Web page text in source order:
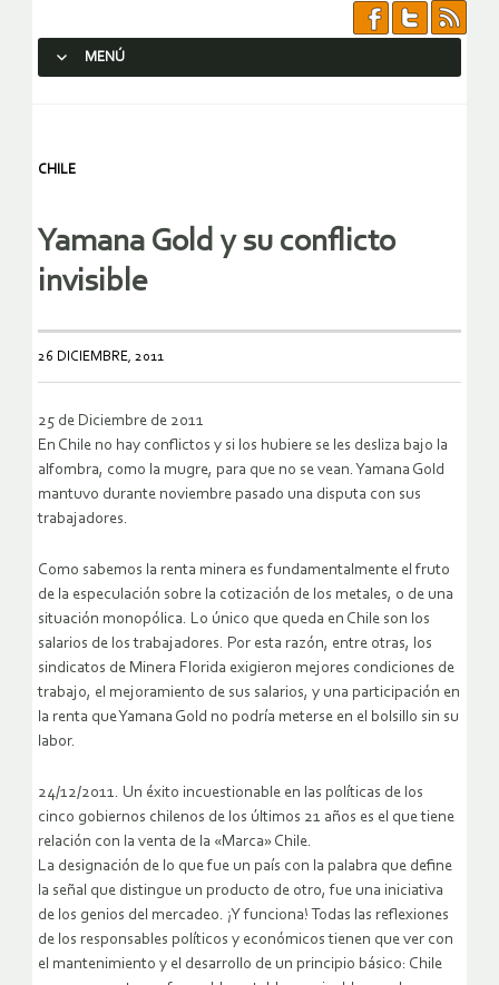
MENÚ
CHILE
Yamana Gold y su conflicto
invisible
26 DICIEMBRE, 2011
25 de Diciembre de 2011
En Chile no hay conflictos y si los hubiere se les desliza bajo la
alfombra, como la mugre, para que no se vean. Yamana Gold
mantuvo durante noviembre pasado una disputa con sus
trabajadores.
Como sabemos la renta minera es fundamentalmente el fruto
de la especulación sobre la cotización de los metales, o de una
situación monopólica. Lo único que queda en Chile son los
salarios de los trabajadores. Por esta razón, entre otras, los
sindicatos de Minera Florida exigieron mejores condiciones de
trabajo, el mejoramiento de sus salarios, y una participación en
la renta que Yamana Gold no podría meterse en el bolsillo sin su
labor.
24/12/2011. Un éxito incuestionable en las políticas de los
cinco gobiernos chilenos de los últimos 21 años es el que tiene
relación con la venta de la «Marca» Chile.
La designación de lo que fue un país con la palabra que define
la señal que distingue un producto de otro, fue una iniciativa
de los genios del mercadeo. ¡Y funciona! Todas las reflexiones
de los responsables políticos y económicos tienen que ver con
el mantenimiento y el desarrollo de un principio básico: Chile